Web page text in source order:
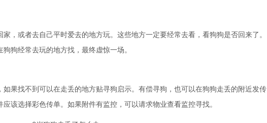
或者去自己平时爱去的地方玩。这些地方一定要经常去看，看狗狗是否回来了。
狗经常去玩的地方找，最终虚惊一场。
找不到可以在走丢的地方贴寻狗启示。有偿寻狗，也可以在狗狗走丢的附近发传
该选择彩色传单。如果附件有监控，可以请求物业查看监控寻找。